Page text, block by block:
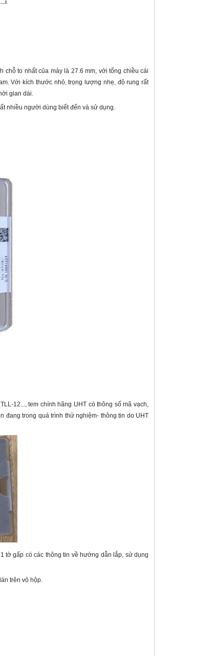
to nhất của máy là 27.6 mm, với tổng chiều cái
Với kích thước nhỏ, trọng lượng nhẹ, độ rung rất
gian dài.
nhiều người dùng biết đến và sử dụng.
12..., tem chính hãng UHT có thông số mã vạch,
đang trong quá trình thử nghiệm- thông tin do UHT
tờ gấp có các thông tin về hướng dẫn lắp, sử dụng
trên vỏ hộp.